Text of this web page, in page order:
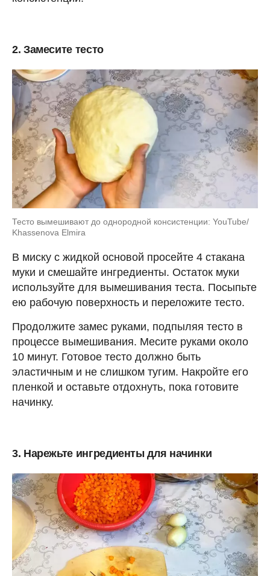
2. Замесите тесто
Тесто вымешивают до однородной консистенции: YouTube/
Khassenova Elmira
В миску с жидкой основой просейте 4 стакана
муки и смешайте ингредиенты. Остаток муки
используйте для вымешивания теста. Посыпьте
ею рабочую поверхность и переложите тесто.
Продолжите замес руками, подпыляя тесто в
процессе вымешивания. Месите руками около
10 минут. Готовое тесто должно быть
эластичным и не слишком тугим. Накройте его
пленкой и оставьте отдохнуть, пока готовите
начинку.
3. Нарежьте ингредиенты для начинки